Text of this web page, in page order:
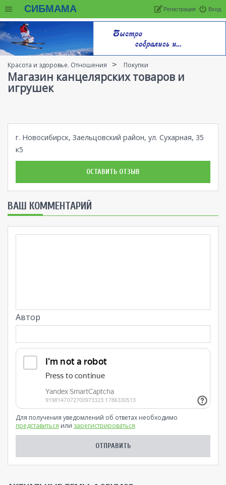
СИБМАМА Вход
Регистрация
Красота и здоровье. Отношения Покупки
Магазин канцелярских товаров и
игрушек
г. Новосибирск, Заельцовский район, ул. Сухарная, 35
к5
ОСТАВИТЬ ОТЗЫВ
ВАШ КОММЕНТАРИЙ
Автор
Для получения уведомлений об ответах необходимо
представиться или зарегистрироваться